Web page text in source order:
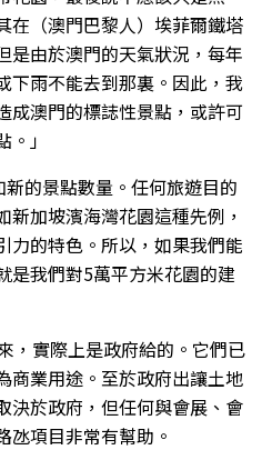
在（澳門巴黎人）埃菲爾鐵塔
是由於澳門的天氣狀況，每年
下雨不能去到那裏。因此，我
成澳門的標誌性景點，或許可
」
的景點數量。任何旅遊目的
加坡濱海灣花園這種先例，
力的特色。所以，如果我們能
是我們對5萬平方米花園的建
，實際上是政府給的。它們已
商業用途。至於政府出讓土地
決於政府，但任何與會展、會
氹項目非常有幫助。